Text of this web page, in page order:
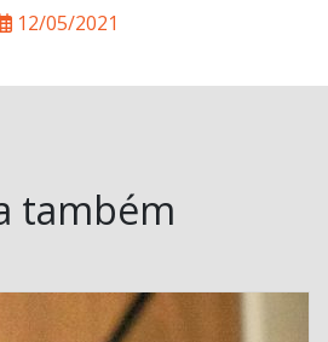
12/05/2021
também